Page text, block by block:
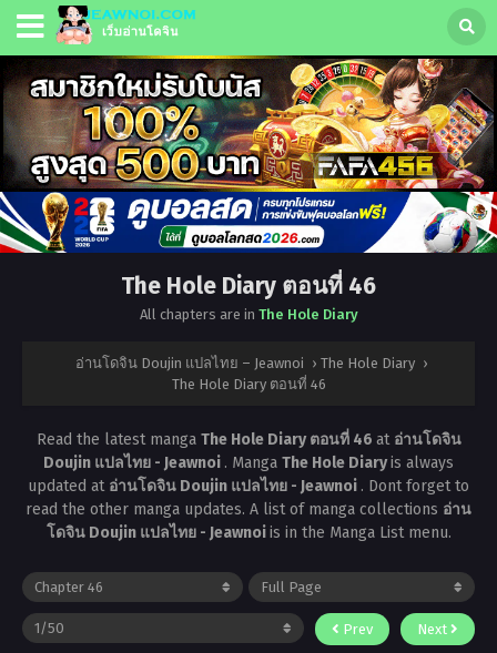
The Hole Diary ตอนที่ 46
All chapters are in The Hole Diary
อ่านโดจิน Doujin แปลไทย – Jeawnoi › The Hole Diary ›
The Hole Diary ตอนที่ 46
Read the latest manga The Hole Diary ตอนที่ 46 at อ่านโดจิน
Doujin แปลไทย - Jeawnoi . Manga The Hole Diaryis always
updated at อ่านโดจิน Doujin แปลไทย - Jeawnoi . Dont forget to
read the other manga updates. A list of manga collections อ่าน
โดจิน Doujin แปลไทย - Jeawnoiis in the Manga List menu.
Prev Next